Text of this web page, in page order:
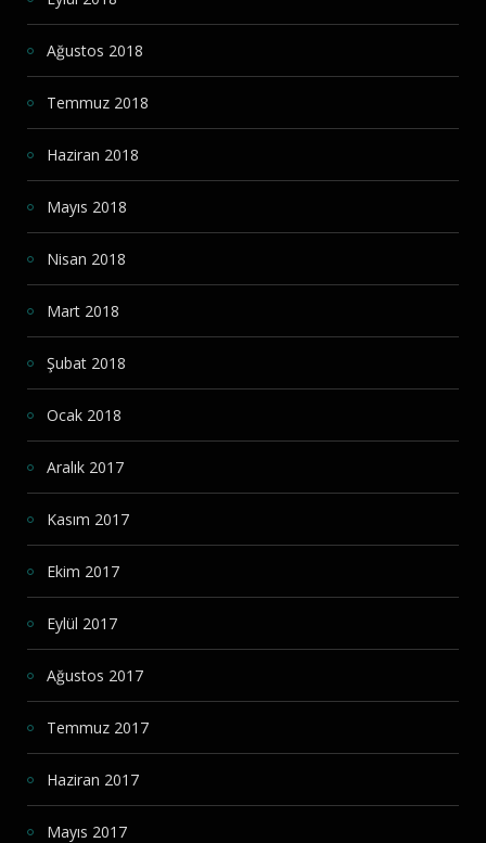
Ağustos 2018
Temmuz 2018
Haziran 2018
Mayıs 2018
Nisan 2018
Mart 2018
Şubat 2018
Ocak 2018
Aralık 2017
Kasım 2017
Ekim 2017
Eylül 2017
Ağustos 2017
Temmuz 2017
Haziran 2017
Mayıs 2017